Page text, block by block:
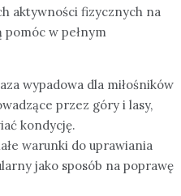
aktywności fizycznych na
w pełnym
wypadowa dla miłośników
przez góry i lasy,
kondycję.
warunki do uprawiania
jako sposób na poprawę